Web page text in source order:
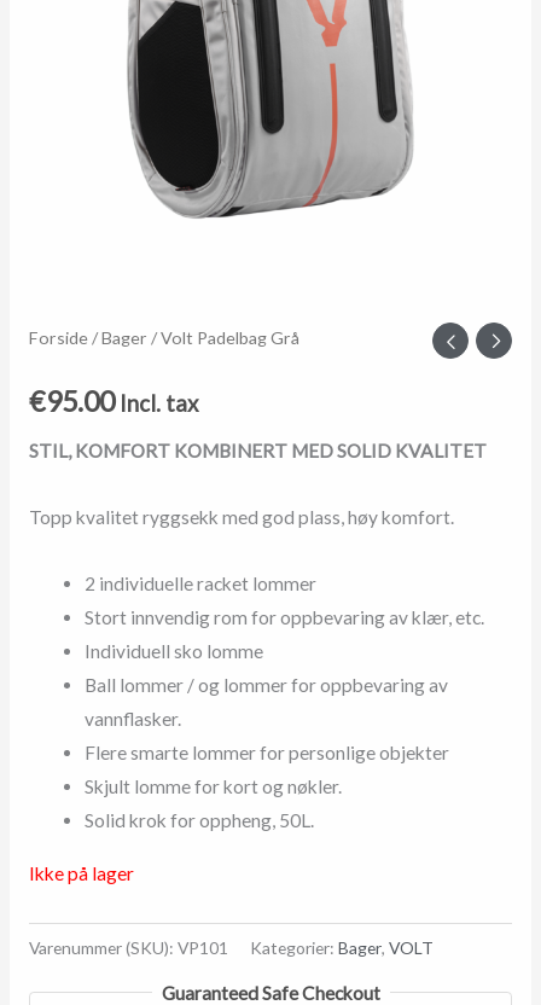
Forside/Bager / Volt Padelbag Grå
€95.00 Incl. tax
STIL, KOMFORT KOMBINERT MED SOLID KVALITET
Topp kvalitet ryggsekk med god plass, høy komfort.
2 individuelle racket lommer
Stort innvendig rom for oppbevaring av klær, etc.
Individuell sko lomme
Ball lommer / og lommer for oppbevaring av
vannflasker.
Flere smarte lommer for personlige objekter
Skjult lomme for kort og nøkler.
Solid krok for oppheng, 50L.
Ikke på lager
Varenummer (SKU): VP101 Kategorier: Bager, VOLT
Guaranteed Safe Checkout